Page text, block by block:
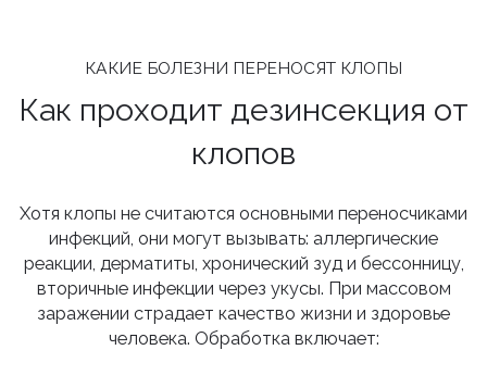
КАКИЕ БОЛЕЗНИ ПЕРЕНОСЯТ КЛОПЫ
Как проходит дезинсекция от
клопов
Хотя клопы не считаются основными переносчиками
инфекций, они могут вызывать: аллергические
реакции, дерматиты, хронический зуд и бессонницу,
вторичные инфекции через укусы. При массовом
заражении страдает качество жизни и здоровье
человека. Обработка включает: